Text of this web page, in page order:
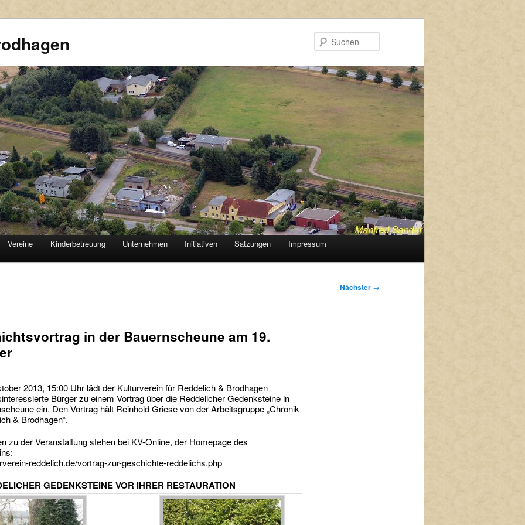
Vereine Kinderbetreuung Unternehmen Initiativen Satzungen Impressum
Nächster →
in der Bauernscheune am 19.
2013, 15:00 Uhr lädt der Kulturverein für Reddelich & Brodhagen
Bürger zu einem Vortrag über die Reddelicher Gedenksteine in
ein. Den Vortrag hält Reinhold Griese von der Arbeitsgruppe „Chronik
& Brodhagen“.
zu der Veranstaltung stehen bei KV-Online, der Homepage des
reddelich.de/vortrag-zur-geschichte-reddelichs.php
GEDENKSTEINE VOR IHRER RESTAURATION